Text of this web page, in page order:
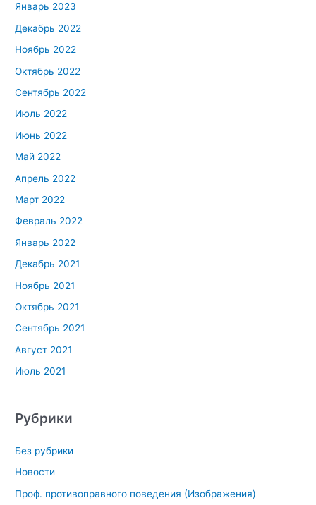
Январь 2023
Декабрь 2022
Ноябрь 2022
Октябрь 2022
Сентябрь 2022
Июль 2022
Июнь 2022
Май 2022
Апрель 2022
Март 2022
Февраль 2022
Январь 2022
Декабрь 2021
Ноябрь 2021
Октябрь 2021
Сентябрь 2021
Август 2021
Июль 2021
Рубрики
Без рубрики
Новости
Проф. противоправного поведения (Изображения)